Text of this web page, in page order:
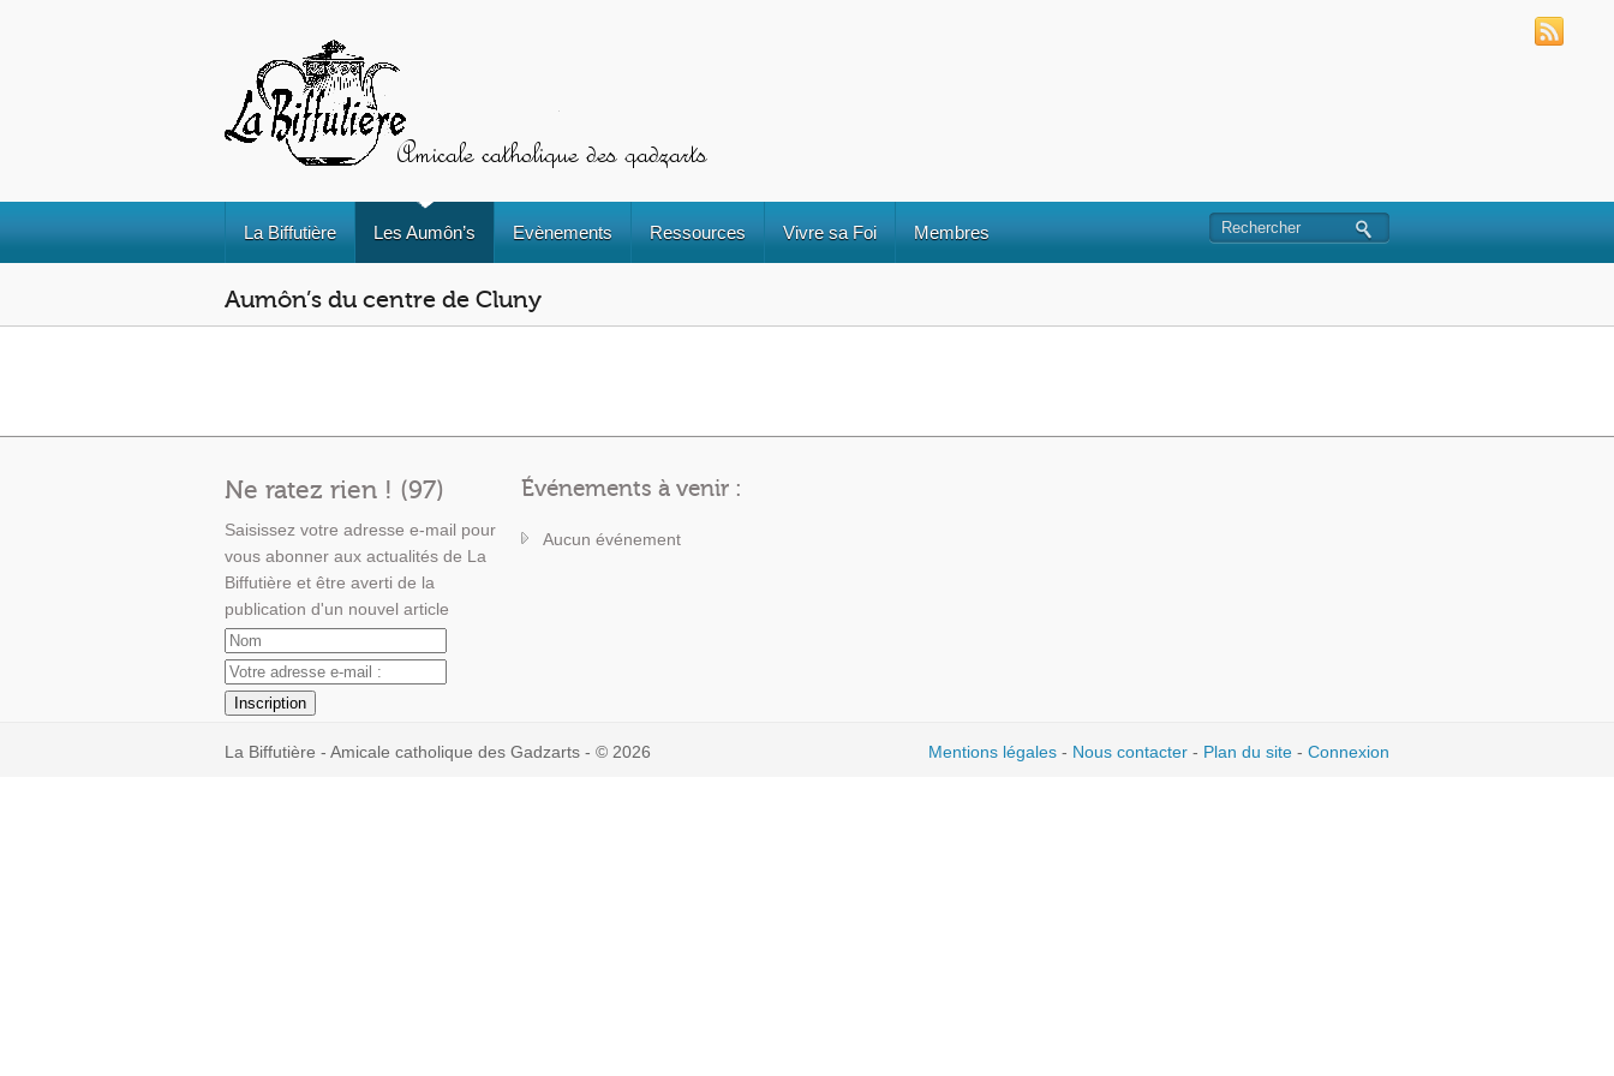
La Biffutière Les Aumôn’s Evènements Ressources Vivre sa Foi Membres
Aumôn’s du centre de Cluny
Ne ratez rien ! (97)
Saisissez votre adresse e-mail pour
vous abonner aux actualités de La
Biffutière et être averti de la
publication d'un nouvel article
Événements à venir :
Aucun événement
La Biffutière - Amicale catholique des Gadzarts - © 2026 Mentions légales - Nous contacter - Plan du site -Connexion